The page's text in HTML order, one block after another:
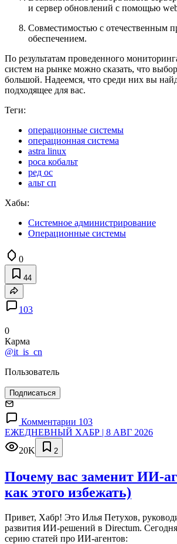
и сервер обновлений с помощью
Совместимостью с отечественным
обеспечением.
По результатам проведенного
систем на рынке можно сказать, что
большой. Надеемся, что среди них вы
подходящее для вас.
Теги:
операционные системы
операционная система
astra linux
роса кобальт
ред ос
альт сп
Хабы:
Системное администрирование
Операционные системы
0
44
103
0
Карма
@it_is_cn
Пользователь
Подписаться
Комментарии 103
ЕЖЕДНЕВНЫЙ ХАБР | 8 АВГ 2026
20K
2
Почему вас заменит
как этого избежать)
Привет, Хабр! Это Илья Петухов,
развития ИИ-решений в Directum.
серию статей про ИИ-агентов: